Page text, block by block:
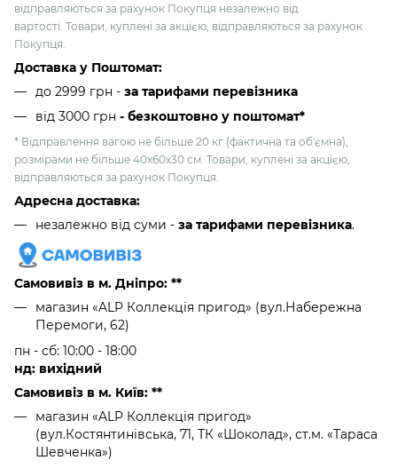
відправляються за рахунок Покупця незалежно від
вартості. Товари, куплені за акцією, відправляються за рахунок
Покупця.
Доставка у Поштомат:
до 2999 грн - за тарифами перевізника
від 3000 грн - безкоштовно у поштомат*
* Відправлення вагою не більше 20 кг (фактична та об'ємна),
розмірами не більше 40х60х30 см. Товари, куплені за акцією,
відправляються за рахунок Покупця.
Адресна доставка:
незалежно від суми - за тарифами перевізника.
Самовивіз в м. Дніпро: **
магазин «ALP Коллекція пригод» (вул.Набережна
Перемоги, 62)
пн - сб: 10:00 - 18:00
нд: вихідний
Самовивіз в м. Київ: **
магазин «ALP Коллекція пригод»
(вул.Костянтинівська, 71, ТК «Шоколад», ст.м. «Тараса
Шевченка»)